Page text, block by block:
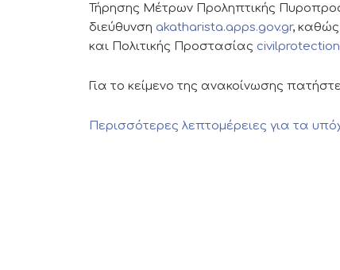
Τήρησης Μέτρων Προληπτικής
διεύθυνση akatharista.apps.gov.gr, καθώς
και Πολιτικής Προστασίας
Για το κείμενο της ανακοίνωσης πατήστε
Περισσότερες λεπτομέρειες για τα